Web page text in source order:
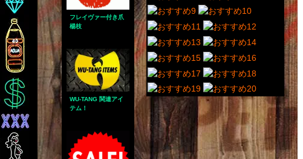
フレイヴァー付き爪
楊枝
WU-TANG 関連アイ
テム！